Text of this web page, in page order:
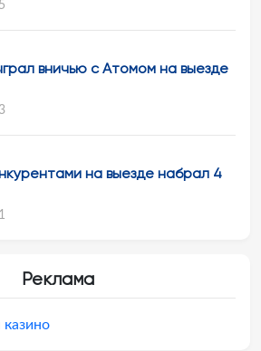
вничью с Атомом на выезде
на выезде набрал 4
Реклама